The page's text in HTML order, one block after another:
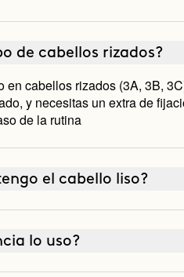
de cabellos rizados?
en cabellos rizados (3A, 3B,
y necesitas un extra de
de la rutina
el cabello liso?
lo uso?